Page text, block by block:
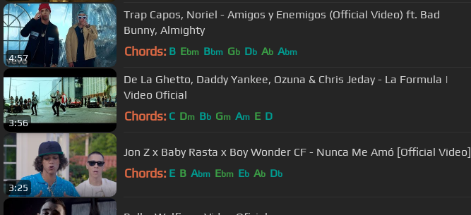
4:57
Trap Capos, Noriel - Amigos y Enemigos (Official Video) ft. Bad
Bunny, Almighty
Chords: B Ebm Bbm Gb Db Ab Abm
3:56
De La Ghetto, Daddy Yankee, Ozuna & Chris Jeday - La Formula |
Video Oficial
Chords: C Dm Bb Gm Am E D
3:25
Jon Z x Baby Rasta x Boy Wonder CF - Nunca Me Amó [Official Video]
Chords: E B Abm Ebm Eb Ab Db